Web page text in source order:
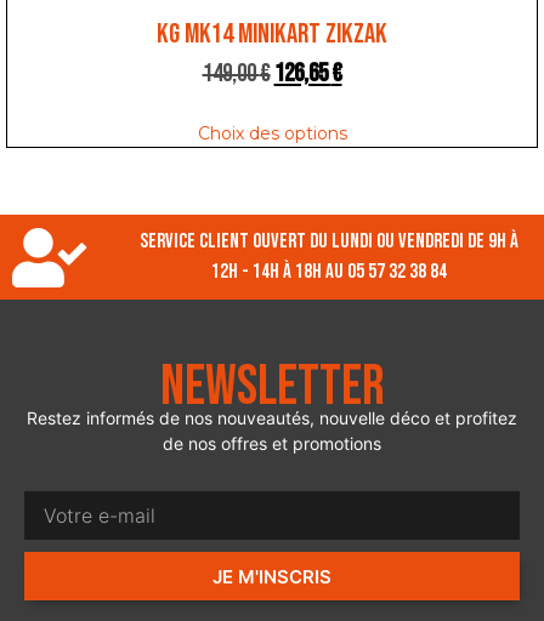
KG MK14 MINIKART ZIKZAK
149,00€126,65€
Choix des options
Service client ouvert du lundi ou vendredi de 9h à
12h - 14h à 18h au 05 57 32 38 84
Newsletter
Restez informés de nos nouveautés, nouvelle déco et profitez
de nos offres et promotions
JE M'INSCRIS